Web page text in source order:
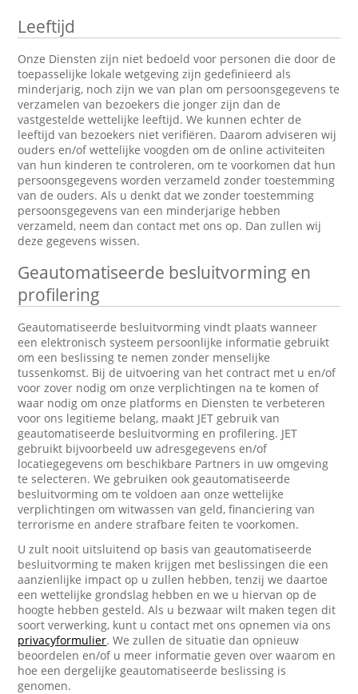
Leeftijd
Onze Diensten zijn niet bedoeld voor personen die door de
toepasselijke lokale wetgeving zijn gedefinieerd als
minderjarig, noch zijn we van plan om persoonsgegevens te
verzamelen van bezoekers die jonger zijn dan de
vastgestelde wettelijke leeftijd. We kunnen echter de
leeftijd van bezoekers niet verifiëren. Daarom adviseren wij
ouders en/of wettelijke voogden om de online activiteiten
van hun kinderen te controleren, om te voorkomen dat hun
persoonsgegevens worden verzameld zonder toestemming
van de ouders. Als u denkt dat we zonder toestemming
persoonsgegevens van een minderjarige hebben
verzameld, neem dan contact met ons op. Dan zullen wij
deze gegevens wissen.
Geautomatiseerde besluitvorming en
profilering
Geautomatiseerde besluitvorming vindt plaats wanneer
een elektronisch systeem persoonlijke informatie gebruikt
om een beslissing te nemen zonder menselijke
tussenkomst. Bij de uitvoering van het contract met u en/of
voor zover nodig om onze verplichtingen na te komen of
waar nodig om onze platforms en Diensten te verbeteren
voor ons legitieme belang, maakt JET gebruik van
geautomatiseerde besluitvorming en profilering. JET
gebruikt bijvoorbeeld uw adresgegevens en/of
locatiegegevens om beschikbare Partners in uw omgeving
te selecteren. We gebruiken ook geautomatiseerde
besluitvorming om te voldoen aan onze wettelijke
verplichtingen om witwassen van geld, financiering van
terrorisme en andere strafbare feiten te voorkomen.
U zult nooit uitsluitend op basis van geautomatiseerde
besluitvorming te maken krijgen met beslissingen die een
aanzienlijke impact op u zullen hebben, tenzij we daartoe
een wettelijke grondslag hebben en we u hiervan op de
hoogte hebben gesteld. Als u bezwaar wilt maken tegen dit
soort verwerking, kunt u contact met ons opnemen via ons
privacyformulier. We zullen de situatie dan opnieuw
beoordelen en/of u meer informatie geven over waarom en
hoe een dergelijke geautomatiseerde beslissing is
genomen.